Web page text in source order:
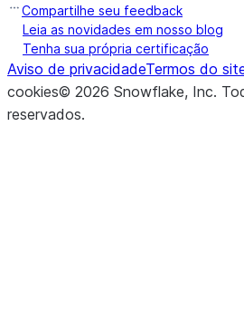
Compartilhe seu feedback
Leia as novidades em nosso blog
Tenha sua própria certificação
Aviso de privacidadeTermos do
cookies© 2026 Snowflake, Inc.
reservados.